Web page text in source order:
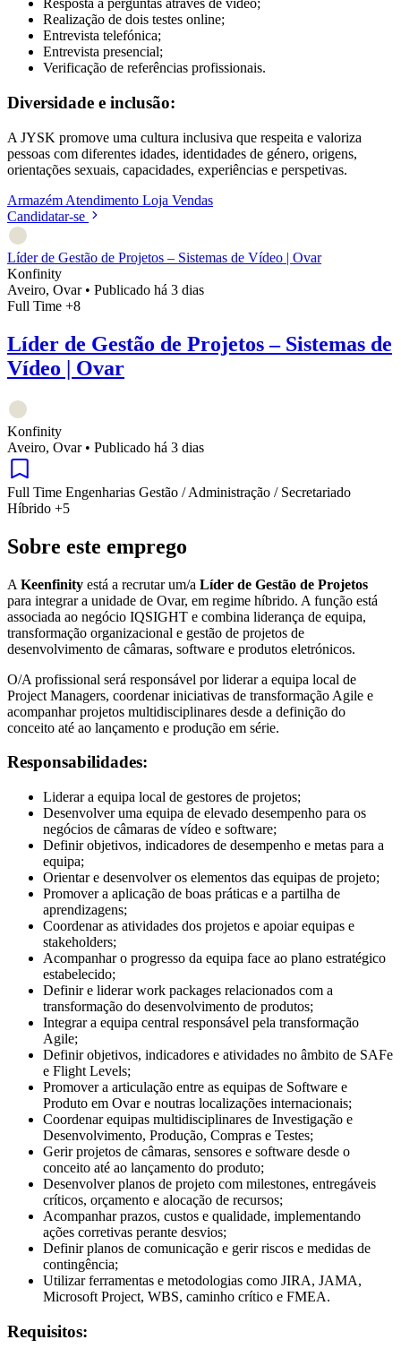
Resposta a perguntas através de vídeo;
Realização de dois testes online;
Entrevista telefónica;
Entrevista presencial;
Verificação de referências profissionais.
Diversidade e inclusão:
A JYSK promove uma cultura inclusiva que respeita e valoriza
pessoas com diferentes idades, identidades de género, origens,
orientações sexuais, capacidades, experiências e perspetivas.
Armazém Atendimento Loja Vendas
Candidatar-se
Líder de Gestão de Projetos – Sistemas de Vídeo | Ovar
Konfinity
Aveiro, Ovar • Publicado há 3 dias
Full Time +8
Líder de Gestão de Projetos – Sistemas de
Vídeo | Ovar
Konfinity
Aveiro, Ovar • Publicado há 3 dias
Full Time Engenharias Gestão / Administração / Secretariado
Híbrido +5
Sobre este emprego
A Keenfinity está a recrutar um/a Líder de Gestão de Projetos
para integrar a unidade de Ovar, em regime híbrido. A função está
associada ao negócio IQSIGHT e combina liderança de equipa,
transformação organizacional e gestão de projetos de
desenvolvimento de câmaras, software e produtos eletrónicos.
O/A profissional será responsável por liderar a equipa local de
Project Managers, coordenar iniciativas de transformação Agile e
acompanhar projetos multidisciplinares desde a definição do
conceito até ao lançamento e produção em série.
Responsabilidades:
Liderar a equipa local de gestores de projetos;
Desenvolver uma equipa de elevado desempenho para os
negócios de câmaras de vídeo e software;
Definir objetivos, indicadores de desempenho e metas para a
equipa;
Orientar e desenvolver os elementos das equipas de projeto;
Promover a aplicação de boas práticas e a partilha de
aprendizagens;
Coordenar as atividades dos projetos e apoiar equipas e
stakeholders;
Acompanhar o progresso da equipa face ao plano estratégico
estabelecido;
Definir e liderar work packages relacionados com a
transformação do desenvolvimento de produtos;
Integrar a equipa central responsável pela transformação
Agile;
Definir objetivos, indicadores e atividades no âmbito de SAFe
e Flight Levels;
Promover a articulação entre as equipas de Software e
Produto em Ovar e noutras localizações internacionais;
Coordenar equipas multidisciplinares de Investigação e
Desenvolvimento, Produção, Compras e Testes;
Gerir projetos de câmaras, sensores e software desde o
conceito até ao lançamento do produto;
Desenvolver planos de projeto com milestones, entregáveis
críticos, orçamento e alocação de recursos;
Acompanhar prazos, custos e qualidade, implementando
ações corretivas perante desvios;
Definir planos de comunicação e gerir riscos e medidas de
contingência;
Utilizar ferramentas e metodologias como JIRA, JAMA,
Microsoft Project, WBS, caminho crítico e FMEA.
Requisitos: